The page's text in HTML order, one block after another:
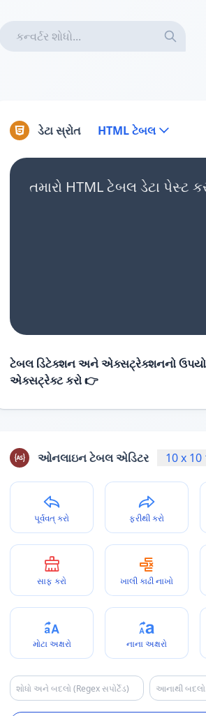
ડેટા સ્રોત HTML ટેબલ
તમારો HTML ટેબલ ડેટા પેસ્ટ
ટેબલ ડિટેક્શન અને એક્સટ્રેક્શનનો
એક્સટ્રેક્ટ કરો 👉
ઓનલાઇન ટેબલ એડિટર 10x 10
પૂર્વવત્ કરો ફરીથી કરો
સાફ કરો ખાલી કાઢી નાખો
મોટા અક્ષરો નાના અક્ષરો